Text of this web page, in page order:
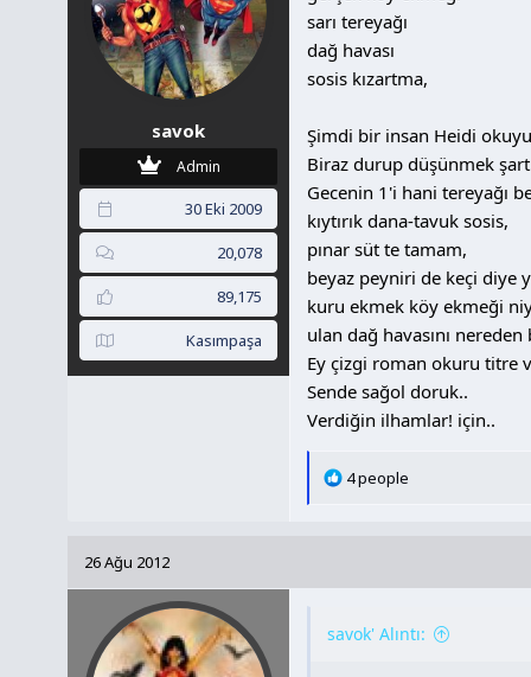
savok
Admin
30 Eki 2009
20,078
89,175
Kasımpaşa
sarı tereyağı
dağ havası
sosis kızartma,
Şimdi bir insan Heidi
Biraz durup düşünmek
Gecenin 1'i hani tereyağı
kıytırık dana-tavuk sosis,
pınar süt te tamam,
beyaz peyniri de keçi diye
kuru ekmek köy ekmeği
ulan dağ havasını nereden
Ey çizgi roman okuru titre
Sende sağol doruk..
Verdiğin ilhamlar! için..
T
l
r
4 people
26 Ağu 2012
savok' Alıntı: